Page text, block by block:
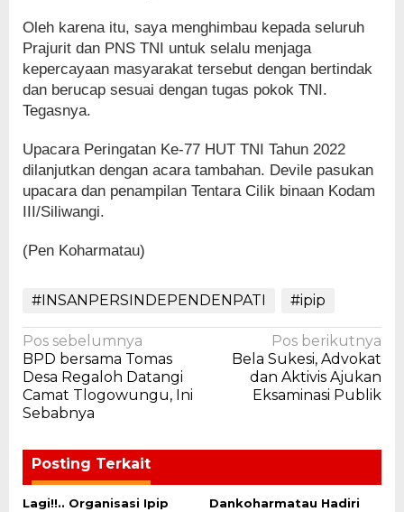
Oleh karena itu, saya menghimbau kepada seluruh
Prajurit dan PNS TNI untuk selalu menjaga
kepercayaan masyarakat tersebut dengan bertindak
dan berucap sesuai dengan tugas pokok TNI.
Tegasnya.
Upacara Peringatan Ke-77 HUT TNI Tahun 2022
dilanjutkan dengan acara tambahan. Devile pasukan
upacara dan penampilan Tentara Cilik binaan Kodam
III/Siliwangi.
(Pen Koharmatau)
#INSANPERSINDEPENDENPATI #ipip
Navigasi
pos
Pos sebelumnya
BPD bersama Tomas
Desa Regaloh Datangi
Camat Tlogowungu, Ini
Sebabnya
Pos berikutnya
Bela Sukesi, Advokat
dan Aktivis Ajukan
Eksaminasi Publik
Posting Terkait
Lagi!!.. Organisasi Ipip
Dankoharmatau Hadiri